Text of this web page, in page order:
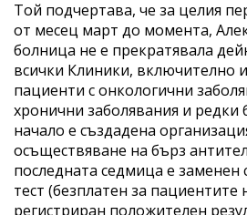
Той подчертава, че за целия
от месец март до момента,
болница не е прекратявала
всички Клиники, включително
пациенти с онкологични
хронични заболявания и редки
начало е създадена
осъществяване на бърз
последната седмица е заменен
тест (безплатен за
регистриран положителен